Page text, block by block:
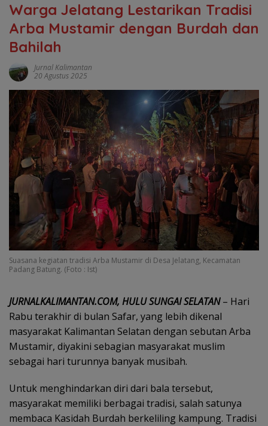
Warga Jelatang Lestarikan Tradisi
Arba Mustamir dengan Burdah dan
Bahilah
Jurnal Kalimantan
20 Agustus 2025
Suasana kegiatan tradisi Arba Mustamir di Desa Jelatang, Kecamatan
Padang Batung. (Foto : Ist)
JURNALKALIMANTAN.COM, HULU SUNGAI SELATAN – Hari
Rabu terakhir di bulan Safar, yang lebih dikenal
masyarakat Kalimantan Selatan dengan sebutan Arba
Mustamir, diyakini sebagian masyarakat muslim
sebagai hari turunnya banyak musibah.
Untuk menghindarkan diri dari bala tersebut,
masyarakat memiliki berbagai tradisi, salah satunya
membaca Kasidah Burdah berkeliling kampung. Tradisi